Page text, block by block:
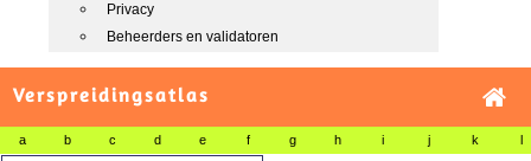
Privacy
Beheerders en validatoren
Verspreidingsatlas
a b c d e f g h i j k l